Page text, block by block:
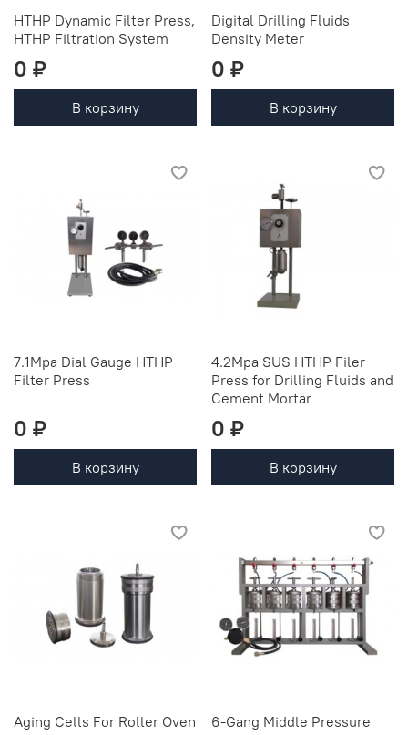
HTHP Dynamic Filter Press,
HTHP Filtration System
0 ₽
В корзину
Digital Drilling Fluids
Density Meter
0 ₽
В корзину
7.1Mpa Dial Gauge HTHP
Filter Press
0 ₽
В корзину
4.2Mpa SUS HTHP Filer
Press for Drilling Fluids and
Cement Mortar
0 ₽
В корзину
Aging Cells For Roller Oven
6-Gang Middle Pressure